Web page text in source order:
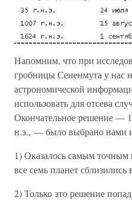
Напомним, что при
гробницы Сененмута у нас
астрономической
использовать для отсева
Окончательное решение —
н.э., — было выбрано нами
1) Оказалось самым
все семь планет
2) Только это решение